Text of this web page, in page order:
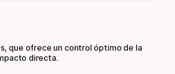
que ofrece un control óptimo de la
directa.